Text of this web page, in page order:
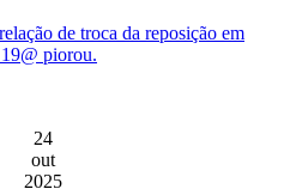
de troca da reposição em
piorou.
24
out
2025